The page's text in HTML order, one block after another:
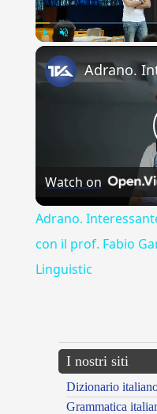
Watch on
Adrano.
con il prof. Fabio
Linguistic
I nostri siti
Dizionario
Grammatica